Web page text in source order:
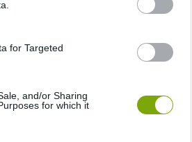
for Targeted
and/or Sharing
for which it